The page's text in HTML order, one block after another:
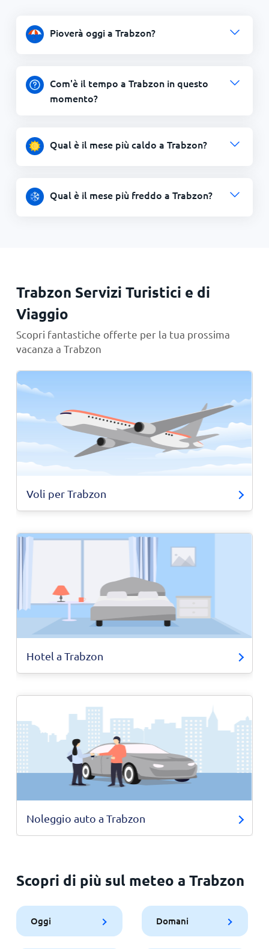
Pioverà oggi a Trabzon?
Com'è il tempo a Trabzon in questo
momento?
Qual è il mese più caldo a Trabzon?
Qual è il mese più freddo a Trabzon?
Trabzon Servizi Turistici e di
Viaggio
Scopri fantastiche offerte per la tua prossima
vacanza a Trabzon
Voli per Trabzon
Hotel a Trabzon
Noleggio auto a Trabzon
Scopri di più sul meteo a Trabzon
Oggi Domani